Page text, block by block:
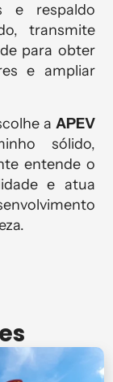
e respaldo
transmite
para obter
e ampliar
a APEV
sólido,
entende o
e atua